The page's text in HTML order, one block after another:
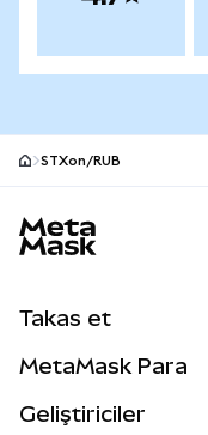
STXon/RUB
Takas et
Perps
MetaMask Para
Geliştiriciler